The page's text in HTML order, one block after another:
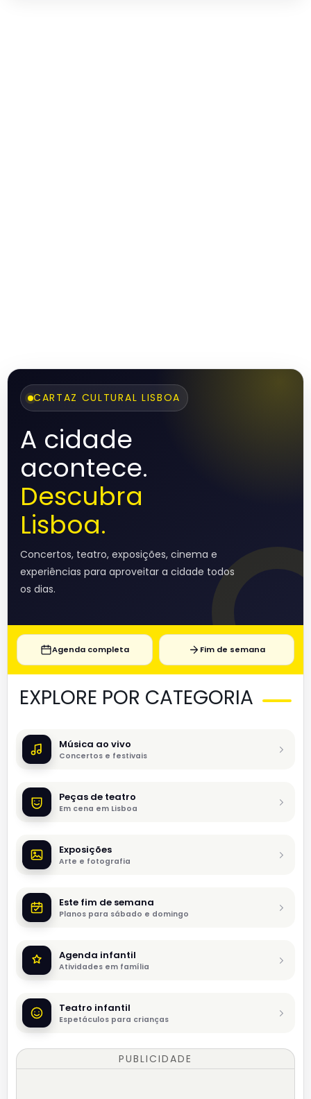
CARTAZ CULTURAL LISBOA
A cidade
acontece.
Descubra
Lisboa.
Concertos, teatro, exposições, cinema e
experiências para aproveitar a cidade todos
os dias.
Agenda completa Fim de semana
EXPLORE POR CATEGORIA
Música ao vivo
Concertos e festivais
Peças de teatro
Em cena em Lisboa
Exposições
Arte e fotografia
Este fim de semana
Planos para sábado e domingo
Agenda infantil
Atividades em família
Teatro infantil
Espetáculos para crianças
PUBLICIDADE